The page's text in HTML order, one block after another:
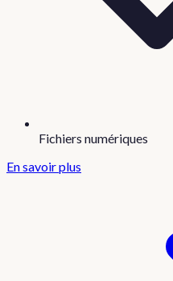
Fichiers numériques
En savoir plus